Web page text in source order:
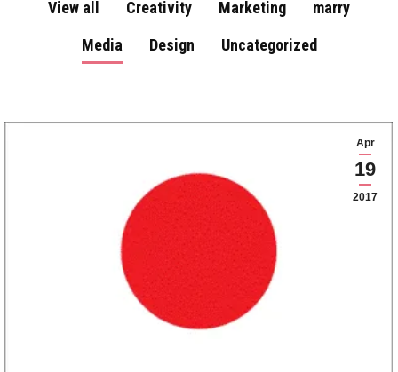
View all Creativity Marketing
marry
Media
Design Uncategorized
Apr
19
2017